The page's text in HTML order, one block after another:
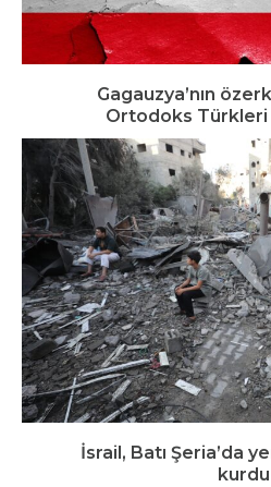
Gagauzya’nın
Ortodoks Türkleri
İsrail, Batı Şeria’da
kurdu